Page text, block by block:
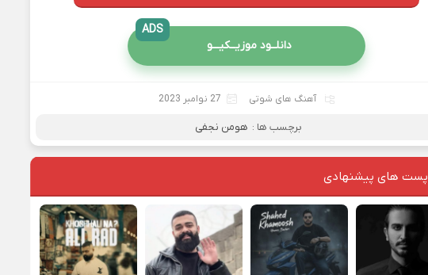
دانلــود موزیــکیـــو
ADS
آهنگ های شوتی 27 نوامبر 2023
برچسب ها : هومن نجفی
پست های پیشنهادی